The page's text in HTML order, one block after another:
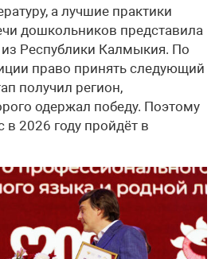
а лучшие практики
дошкольников представила
Республики Калмыкия. По
право принять следующий
получил регион,
одержал победу. Поэтому
2026 году пройдёт в